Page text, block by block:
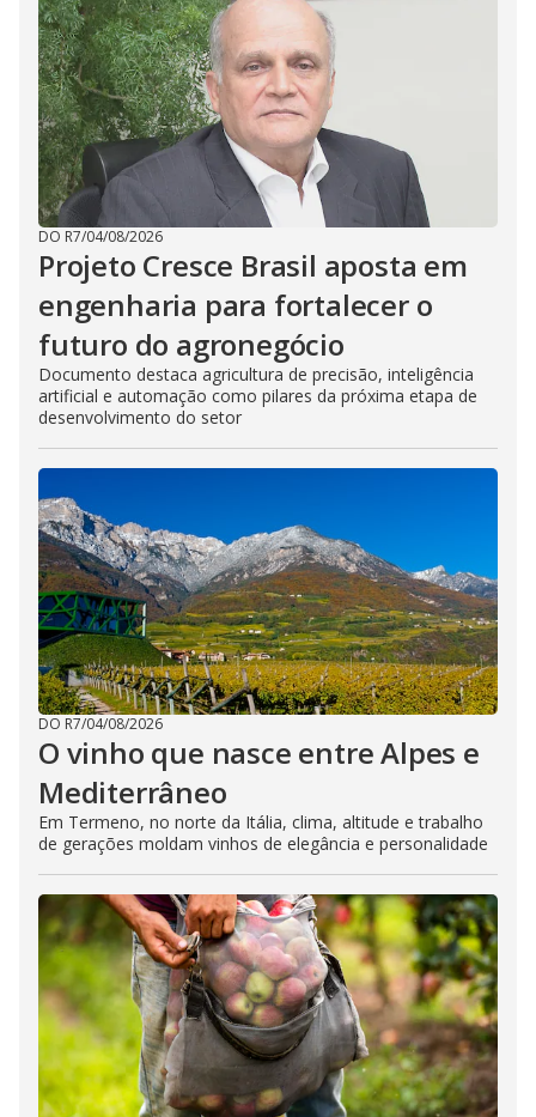
DO R7/04/08/2026
Projeto Cresce Brasil aposta em
engenharia para fortalecer o
futuro do agronegócio
Documento destaca agricultura de precisão, inteligência
artificial e automação como pilares da próxima etapa de
desenvolvimento do setor
DO R7/04/08/2026
O vinho que nasce entre Alpes e
Mediterrâneo
Em Termeno, no norte da Itália, clima, altitude e trabalho
de gerações moldam vinhos de elegância e personalidade